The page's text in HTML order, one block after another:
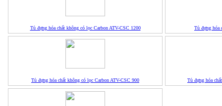
Tủ đựng hóa chất không có lọc Carbon ATV-CSC 1200 Tủ đựng hóa
Tủ đựng hóa chất không có lọc Carbon ATV-CSC 900 Tủ đựng hóa